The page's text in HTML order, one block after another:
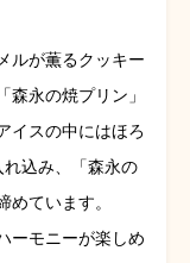
ルが薫るクッキー
永の焼プリン」
イスの中にはほろ
込み、「森永の
ています。
ーモニーが楽しめ